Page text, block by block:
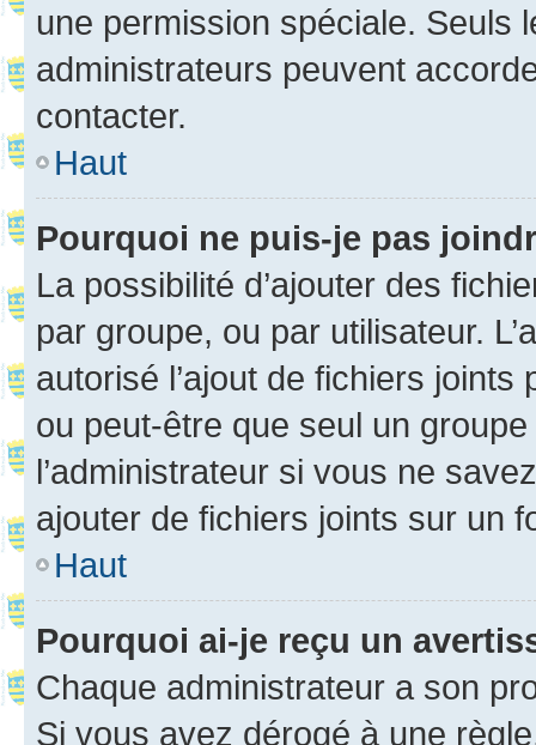
une permission spéciale. Seuls
administrateurs peuvent
contacter.
Haut
Pourquoi ne puis-je pas
La possibilité d’ajouter des
par groupe, ou par utilisateur.
autorisé l’ajout de fichiers
ou peut-être que seul un
l’administrateur si vous ne
ajouter de fichiers joints sur un
Haut
Pourquoi ai-je reçu un
Chaque administrateur a son
Si vous avez dérogé à une